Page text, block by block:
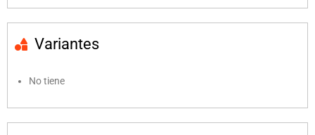
Variantes
No tiene